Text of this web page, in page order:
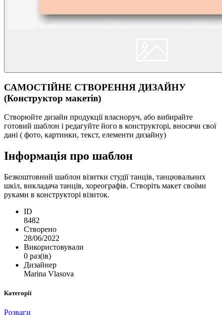
САМОСТІЙНЕ СТВОРЕННЯ ДИЗАЙНУ
(Конструктор макетів)
Створюйте дизайн продукції власноруч, або вибирайте
готовий шаблон і редагуйте його в конструкторі, вносячи свої
дані ( фото, картинки, текст, елементи дизайну)
Інформація про шаблон
Безкоштовний шаблон візитки студії танців, танцювальних
шкіл, викладача танців, хореографів. Створіть макет своїми
руками в конструкторі візиток.
ID
8482
Створено
28/06/2022
Використовували
0 раз(ів)
Дизайнер
Marina Vlasova
Категорії
Розваги